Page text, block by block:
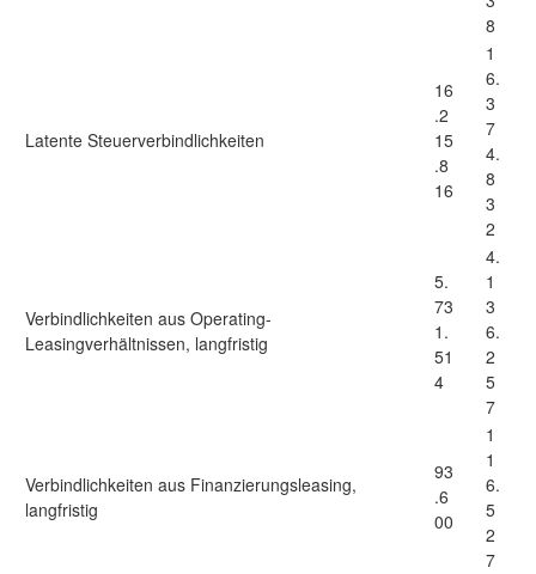
8
Latente Steuerverbindlichkeiten
16
.2
15
.8
16
1
6.
3
7
4.
8
3
2
Verbindlichkeiten aus Operating-
Leasingverhältnissen, langfristig
5.
73
1.
51
4
4.
1
3
6.
2
5
7
Verbindlichkeiten aus Finanzierungsleasing,
langfristig
93
.6
00
1
1
6.
5
2
7